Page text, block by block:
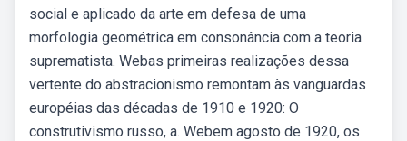
social e aplicado da arte em defesa de uma
morfologia geométrica em consonância com a teoria
suprematista. Webas primeiras realizações dessa
vertente do abstracionismo remontam às vanguardas
européias das décadas de 1910 e 1920: O
construtivismo russo, a. Webem agosto de 1920, os